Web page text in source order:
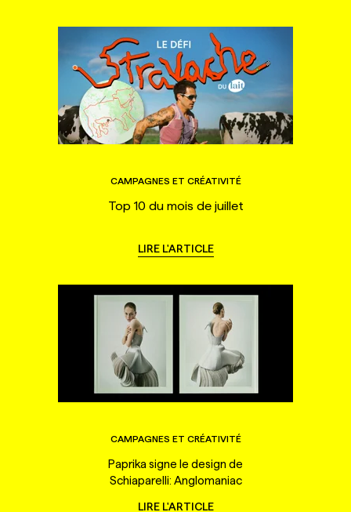
CAMPAGNES ET CRÉATIVITÉ
Top 10 du mois de juillet
LIRE L'ARTICLE
CAMPAGNES ET CRÉATIVITÉ
Paprika signe le design de
Schiaparelli: Anglomaniac
LIRE L'ARTICLE